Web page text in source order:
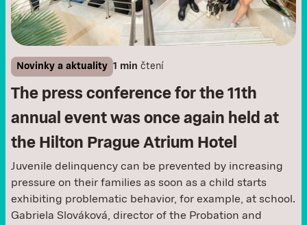
Novinky a aktuality 1 min čtení
The press conference for the 11th
annual event was once again held at
the Hilton Prague Atrium Hotel
Juvenile delinquency can be prevented by increasing
pressure on their families as soon as a child starts
exhibiting problematic behavior, for example, at school.
Gabriela Slováková, director of the Probation and